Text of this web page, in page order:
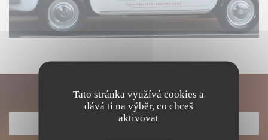
Tato stránka využívá cookies a
dává ti na výběr, co chceš
aktivovat
Objevte naše menu
OBJEVTE NAŠE MENU